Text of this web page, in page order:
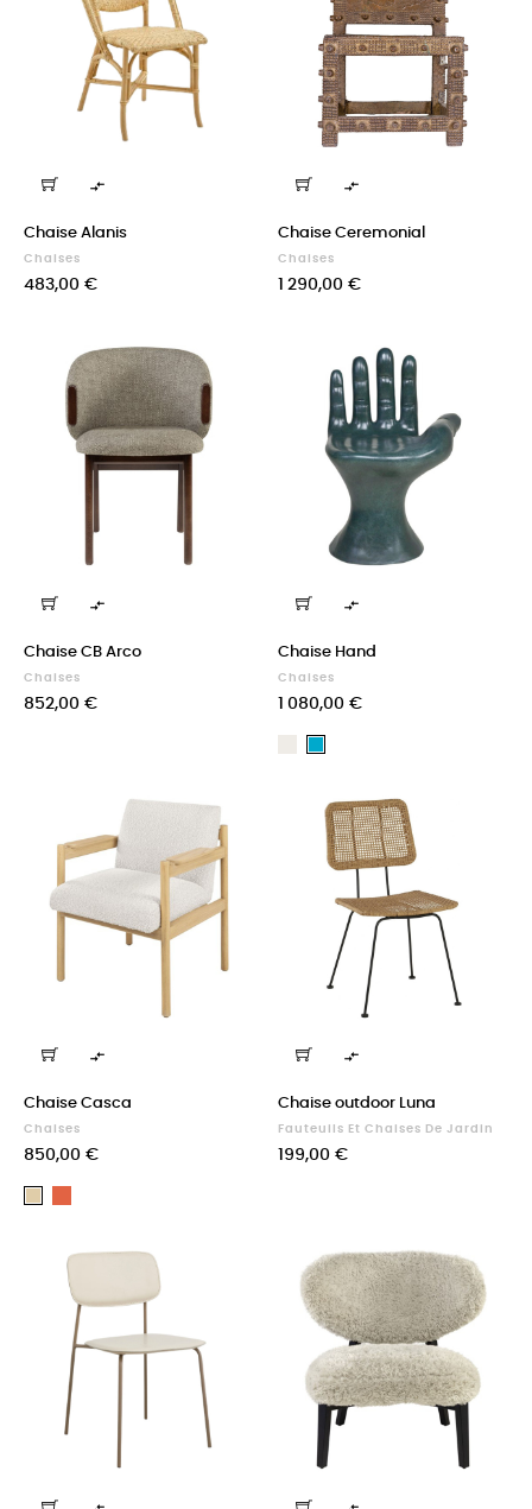

Chaise Alanis
Chaises
Prix
483,00 €

Chaise Ceremonial
Chaises
Prix
1 290,00 €

Chaise CB Arco
Chaises
Prix
852,00 €

Chaise Hand
Chaises
Prix
1 080,00 €

Chaise Casca
Chaises
Prix
850,00 €

Chaise outdoor Luna
Fauteuils Et Chaises De Jardin
Prix
199,00 €